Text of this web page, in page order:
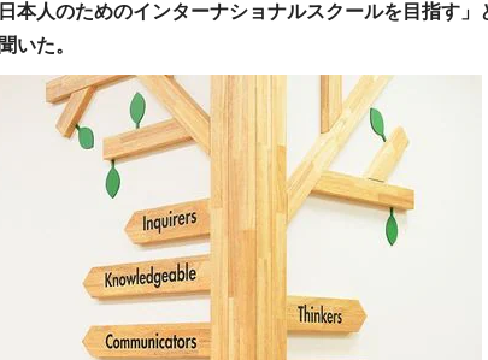
本人のためのインターナショナルスクールを目指す」
いた。